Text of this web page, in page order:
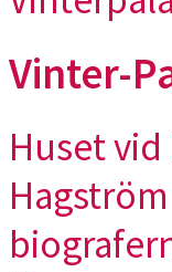
Vinter-
Huset